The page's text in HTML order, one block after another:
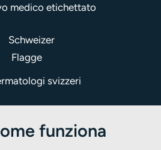
medico etichettato
svizzeri
funziona